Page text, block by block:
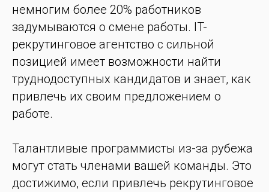
немногим более 20% работников
задумываются о смене работы. IT-
рекрутинговое агентство с сильной
позицией имеет возможности найти
труднодоступных кандидатов и знает, как
привлечь их своим предложением о
работе.
Талантливые программисты из-за рубежа
могут стать членами вашей команды. Это
достижимо, если привлечь рекрутинговое